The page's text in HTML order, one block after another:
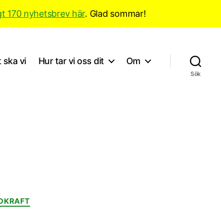
170 nyhetsbrev här. Glad sommar!
ska vi Hur tar vi oss dit Om
Sök